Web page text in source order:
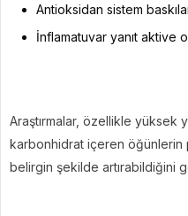
Antioksidan sistem
İnflamatuvar yanıt aktive
Araştırmalar, özellikle yüksek
karbonhidrat içeren
belirgin şekilde artırabildiğini